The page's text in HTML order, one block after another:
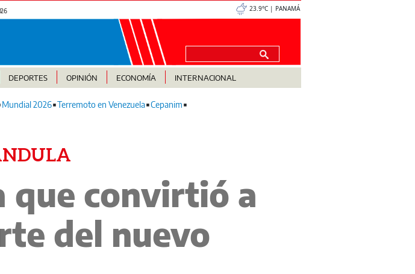
23.9°C | PANAMÁ
DEPORTES OPINIÓN ECONOMÍA INTERNACIONAL
Mundial 2026 Terremoto en Venezuela Cepanim
que convirtió a
del nuevo